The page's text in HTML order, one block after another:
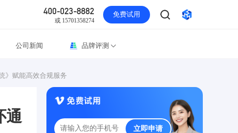
400-023-8882
或 15701358274
免费试用
公司新闻 品牌评测
》赋能高效合规服务
通
立即申请